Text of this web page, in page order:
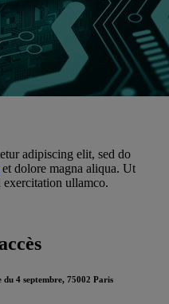
adipiscing elit, sed do
et dolore magna aliqua. Ut
ullamco.
du 4 septembre, 75002 Paris